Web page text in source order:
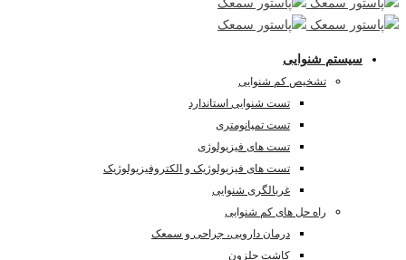
سیستم شنوایی
تشخیص کم شنوایی
تست شنوایی استاندارد
تست تمپانومتری
تست های فیزیولوژی
تست های فیزیولوژیک و الکتروفیزیولوژیک
غربالگری شنوایی
راه حل های کم شنوایی
درمان دارویی، جراحی و سمعک
کاشت حلزون